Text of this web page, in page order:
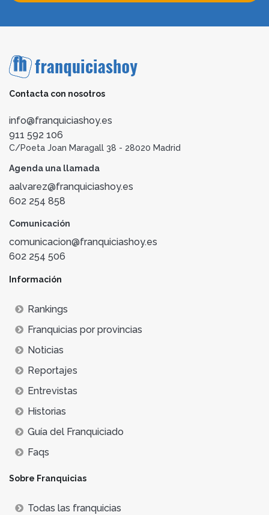
Contacta con nosotros
info@franquiciashoy.es
911 592 106
C/Poeta Joan Maragall 38 - 28020 Madrid
Agenda una llamada
aalvarez@franquiciashoy.es
602 254 858
Comunicación
comunicacion@franquiciashoy.es
602 254 506
Información
Rankings
Franquicias por provincias
Noticias
Reportajes
Entrevistas
Historias
Guía del Franquiciado
Faqs
Sobre Franquicias
Todas las franquicias